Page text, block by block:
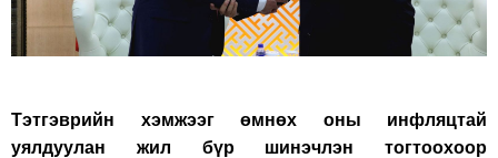
Тэтгэврийн хэмжээг өмнөх оны инфляцтай
уялдуулан жил бүр шинэчлэн тогтоохоор